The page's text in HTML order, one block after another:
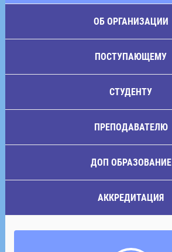
ОБ ОРГАНИЗАЦИИ
ПОСТУПАЮЩЕМУ
СТУДЕНТУ
ПРЕПОДАВАТЕЛЮ
ДОП ОБРАЗОВАНИЕ
АККРЕДИТАЦИЯ